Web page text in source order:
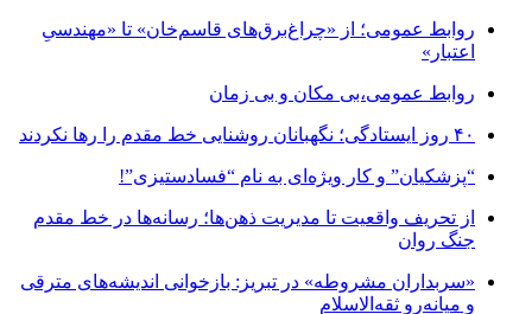
روابط عمومی؛ از «چراغ‌برق‌های قاسم‌خان» تا «مهندسیِ
اعتبار»
روابط عمومی،بی مکان و بی زمان
۴۰ روز ایستادگی؛ نگهبانان روشنایی خط مقدم را رها نکردند
“پزشکیان” و کار ویژه‌ای به نام “فسادستیزی”!
از تحریف واقعیت تا مدیریت ذهن‌ها؛ رسانه‌ها در خط مقدم
جنگ روان
«سربداران مشروطه» در تبریز: بازخوانی اندیشه‌های مترقی
و میانه‌رو ثقه‌الاسلام